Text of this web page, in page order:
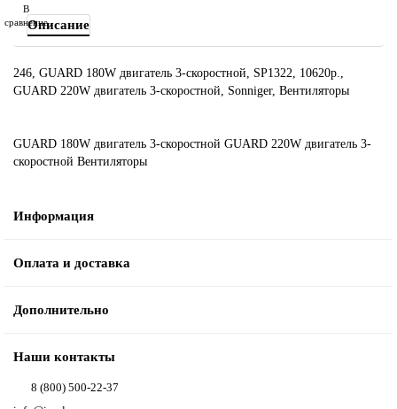
В
сравнениеОписание
246, GUARD 180W двигатель 3-скоростной, SP1322, 10620р.,
GUARD 220W двигатель 3-скоростной, Sonniger, Вентиляторы
GUARD 180W двигатель 3-скоростной GUARD 220W двигатель 3-
скоростной Вентиляторы
Информация
Оплата и доставка
Дополнительно
Наши контакты
8 (800) 500-22-37